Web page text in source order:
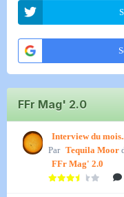
FFr Mag' 2.0
Interview du
Par Tequila Moor
FFr Mag' 2.0